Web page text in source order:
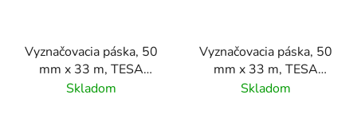
Vyznačovacia páska, 50
mm x 33 m, TESA
"Professional", modrá
Skladom
Vyznačovacia páska, 50
mm x 33 m, TESA
"Professional", zelená
Skladom